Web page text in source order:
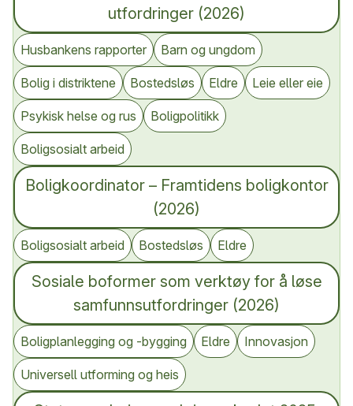
utfordringer (2026)
Husbankens rapporter Barn og ungdom
Bolig i distriktene Bostedsløs Eldre Leie eller eie
Psykisk helse og rus Boligpolitikk
Boligsosialt arbeid
Boligkoordinator – Framtidens boligkontor
(2026)
Boligsosialt arbeid Bostedsløs Eldre
Sosiale boformer som verktøy for å løse
samfunnsutfordringer (2026)
Boligplanlegging og -bygging Eldre Innovasjon
Universell utforming og heis